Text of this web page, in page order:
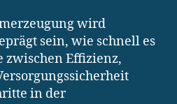
wird
sein, wie schnell es
zwischen Effizienz,
in der